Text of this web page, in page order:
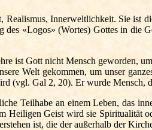
Innerweltlichkeit. Sie ist
des «Logos» (Wortes) Gottes in die
ist Gott nicht Mensch geworden,
Welt gekommen, um unser
(vgl. Gal 2, 20). Er wurde Mensch,
Teilhabe an einem Leben, das
Heiligen Geist wird sie Spiritualität
ist, die der außerhalb der